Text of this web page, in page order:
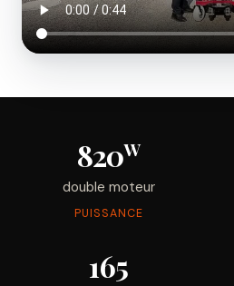
820W
double moteur
PUISSANCE
165